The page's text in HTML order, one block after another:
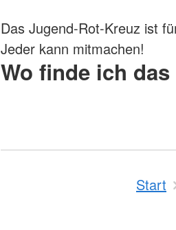
Das Jugend-Rot-Kreuz ist
Jeder kann mitmachen!
Wo finde ich
Start